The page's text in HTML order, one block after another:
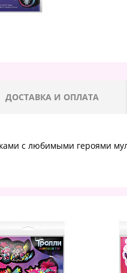
ДОСТАВКА И ОПЛАТА
с любимыми героями